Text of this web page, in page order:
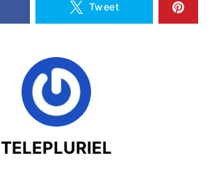
Tweet
TELEPLURIEL